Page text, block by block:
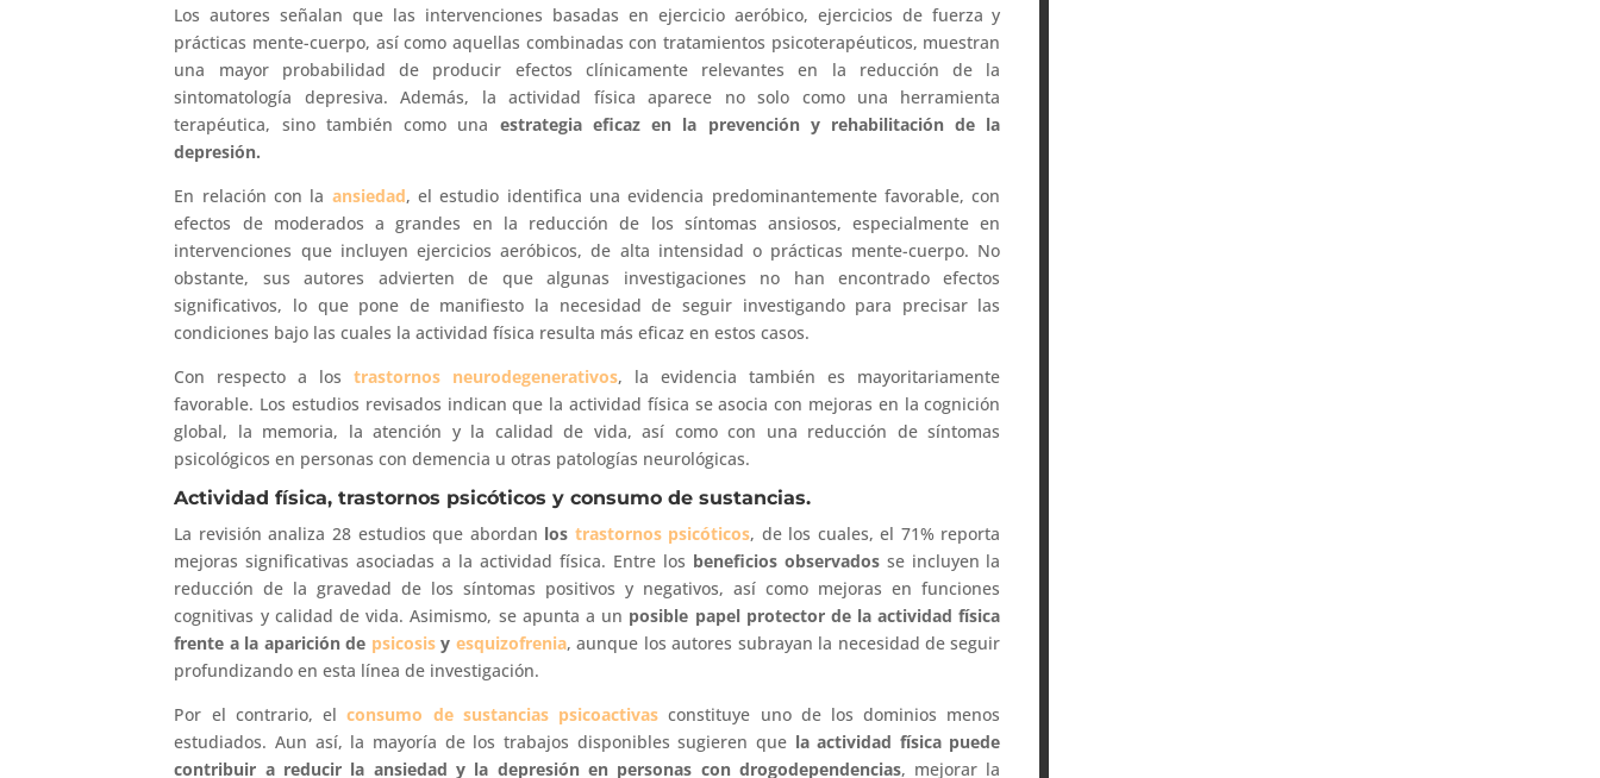
Los autores señalan que las intervenciones basadas en ejercicio aeróbico, ejercicios de fuerza y
prácticas mente-cuerpo, así como aquellas combinadas con tratamientos psicoterapéuticos, muestran
una mayor probabilidad de producir efectos clínicamente relevantes en la reducción de la
sintomatología depresiva. Además, la actividad física aparece no solo como una herramienta
terapéutica, sino también como una estrategia eficaz en la prevención y rehabilitación de la
depresión.
En relación con la ansiedad, el estudio identifica una evidencia predominantemente favorable, con
efectos de moderados a grandes en la reducción de los síntomas ansiosos, especialmente en
intervenciones que incluyen ejercicios aeróbicos, de alta intensidad o prácticas mente-cuerpo. No
obstante, sus autores advierten de que algunas investigaciones no han encontrado efectos
significativos, lo que pone de manifiesto la necesidad de seguir investigando para precisar las
condiciones bajo las cuales la actividad física resulta más eficaz en estos casos.
Con respecto a lostrastornos neurodegenerativos, la evidencia también es mayoritariamente
favorable. Los estudios revisados indican que la actividad física se asocia con mejoras en la cognición
global, la memoria, la atención y la calidad de vida, así como con una reducción de síntomas
psicológicos en personas con demencia u otras patologías neurológicas.
Actividad física, trastornos psicóticos y consumo de sustancias.
La revisión analiza 28 estudios que abordan los trastornos psicóticos, de los cuales, el 71% reporta
mejoras significativas asociadas a la actividad física. Entre los beneficios observadosse incluyen la
reducción de la gravedad de los síntomas positivos y negativos, así como mejoras en funciones
cognitivas y calidad de vida. Asimismo, se apunta a un posible papel protector de la actividad física
frente a la aparición de psicosisy esquizofrenia, aunque los autores subrayan la necesidad de seguir
profundizando en esta línea de investigación.
Por el contrario, elconsumo de sustancias psicoactivas constituye uno de los dominios menos
estudiados. Aun así, la mayoría de los trabajos disponibles sugieren que la actividad física puede
contribuir a reducir la ansiedad y la depresión en personas con drogodependencias, mejorar la